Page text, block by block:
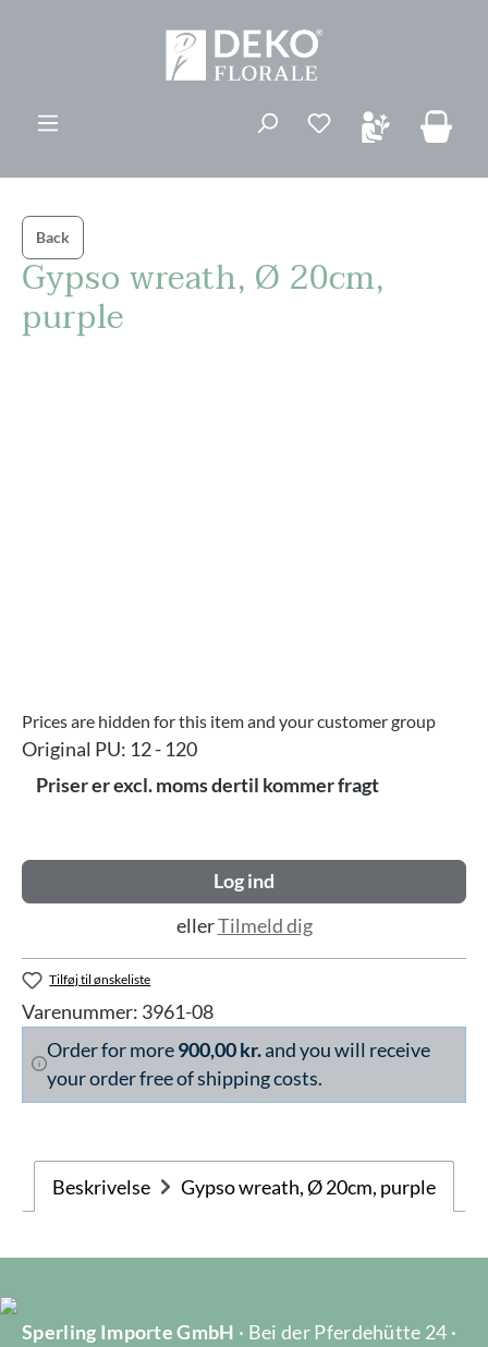
Du har 0
Back
Gypso wreath, Ø 20cm,
purple
Prices are hidden for this item and your customer group
Original PU: 12 - 120
Priser er excl. moms dertil kommer fragt
Log ind
ellerTilmeld dig
Tilføj til ønskeliste
Varenummer: 3961-08
Order for more900,00 kr.and you will receive
your order free of shipping costs.
Beskrivelse Gypso wreath, Ø 20cm, purple
Sperling Importe GmbH · Bei der Pferdehütte 24 ·